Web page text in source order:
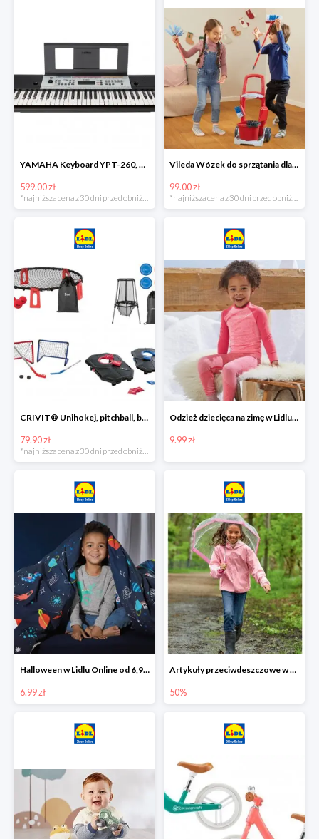
YAMAHA Keyboard YPT-260, 61 klawiszy
599.00 zł
*najniższa cena z 30 dni przed obniżką
Vileda Wózek do sprzątania dla dzieci
99.00 zł
*najniższa cena z 30 dni przed obniżką
CRIVIT® Unihokej, pitchball, bean bag lub disc golf
79.90 zł
Odzież dziecięca na zimę w Lidlu Online od 9,99 zł
9.99 zł
Halloween w Lidlu Online od 6,99 zł
6.99 zł
Artykuły przeciwdeszczowe w Lodilu Online do -50%
50%